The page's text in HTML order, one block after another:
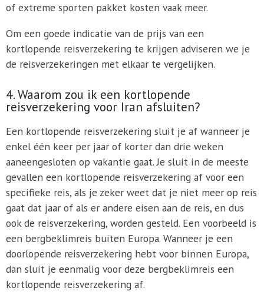
of extreme sporten pakket kosten vaak meer.
Om een goede indicatie van de prijs van een
kortlopende reisverzekering te krijgen adviseren we je
de reisverzekeringen met elkaar te vergelijken.
4. Waarom zou ik een kortlopende
reisverzekering voor Iran afsluiten?
Een kortlopende reisverzekering sluit je af wanneer je
enkel één keer per jaar of korter dan drie weken
aaneengesloten op vakantie gaat. Je sluit in de meeste
gevallen een kortlopende reisverzekering af voor een
specifieke reis, als je zeker weet dat je niet meer op reis
gaat dat jaar of als er andere eisen aan de reis, en dus
ook de reisverzekering, worden gesteld. Een voorbeeld is
een bergbeklimreis buiten Europa. Wanneer je een
doorlopende reisverzekering hebt voor binnen Europa,
dan sluit je eenmalig voor deze bergbeklimreis een
kortlopende reisverzekering af.